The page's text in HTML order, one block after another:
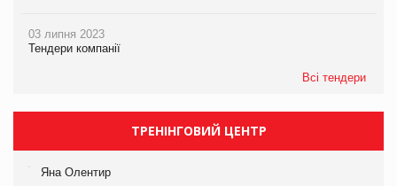
03 липня 2023
Тендери компанії
Всі тендери
ТРЕНІНГОВИЙ ЦЕНТР
Яна Олентир